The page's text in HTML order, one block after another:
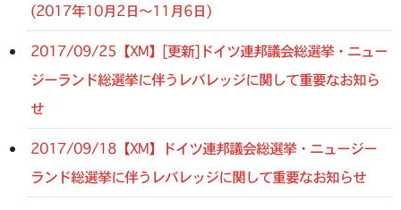
(2017年10月2日～11月6日)
2017/09/25【XM】[更新]ドイツ連邦議会総選挙・ニュー
ジーランド総選挙に伴うレバレッジに関して重要なお知ら
せ
2017/09/18【XM】ドイツ連邦議会総選挙・ニュージー
ランド総選挙に伴うレバレッジに関して重要なお知らせ